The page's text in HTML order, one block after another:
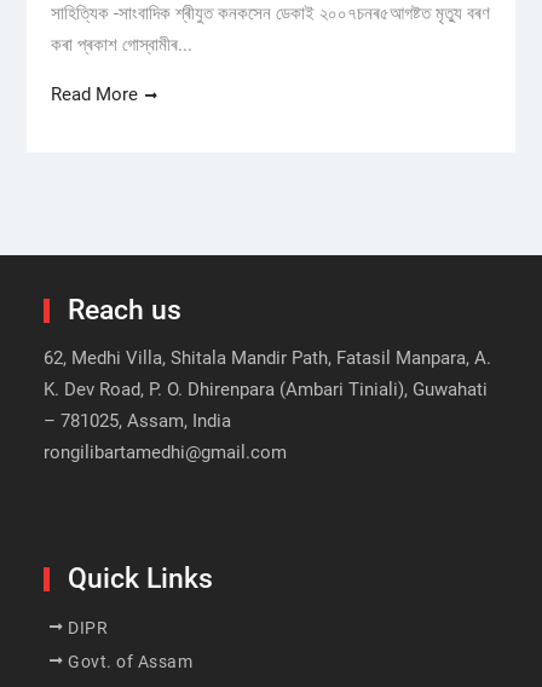
সাহিত্যিক -সাংবাদিক শ্ৰীযুত কনকসেন ডেকাই ২০০৭চনৰ৫আগষ্টত মৃত্যু বৰণ
কৰা প্ৰকাশ গোস্বামীৰ...
Read More
Reach us
62, Medhi Villa, Shitala Mandir Path, Fatasil Manpara, A.
K. Dev Road, P. O. Dhirenpara (Ambari Tiniali), Guwahati
– 781025, Assam, India
rongilibartamedhi@gmail.com
Quick Links
DIPR
Govt. of Assam